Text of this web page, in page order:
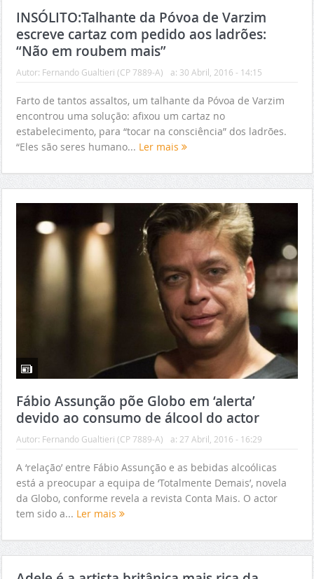
INSÓLITO:Talhante da Póvoa de Varzim
escreve cartaz com pedido aos ladrões:
“Não em roubem mais”
Autor: Fernando Gualtieri (CP 7889-A) a: 30 Abril, 2016 - 14:15
Farto de tantos assaltos, um talhante da Póvoa de Varzim
encontrou uma solução: afixou um cartaz no
estabelecimento, para “tocar na consciência” dos ladrões.
“Eles são seres humano... Ler mais
Fábio Assunção põe Globo em ‘alerta’
devido ao consumo de álcool do actor
Autor: Fernando Gualtieri (CP 7889-A) a: 27 Abril, 2016 - 16:29
A ‘relação’ entre Fábio Assunção e as bebidas alcoólicas
está a preocupar a equipa de ‘Totalmente Demais’, novela
da Globo, conforme revela a revista Conta Mais. O actor
tem sido a... Ler mais